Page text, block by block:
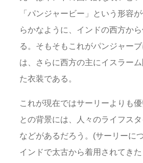
「パンジャービー」という形容
らかなように、インドの西方か
る。そもそもこれがパンジャー
は、さらに西方の主にイスラー
た衣装である。
これが現在ではサーリーよりも
との背景には、人々のライフス
などがあるだろう。(サーリーに
インドで太古から着用されてき